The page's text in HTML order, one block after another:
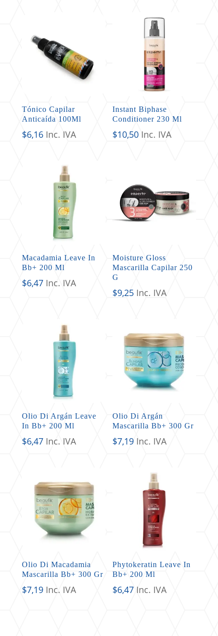
Tónico Capilar
Anticaída 100Ml
$6,16 Inc. IVA
Instant Biphase
Conditioner 230 Ml
$10,50 Inc. IVA
Macadamia Leave In
Bb+ 200 Ml
$6,47 Inc. IVA
Moisture Gloss
Mascarilla Capilar 250
G
$9,25 Inc. IVA
Olio Di Argán Leave
In Bb+ 200 Ml
$6,47 Inc. IVA
Olio Di Argán
Mascarilla Bb+ 300 Gr
$7,19 Inc. IVA
Olio Di Macadamia
Mascarilla Bb+ 300 Gr
$7,19 Inc. IVA
Phytokeratin Leave In
Bb+ 200 Ml
$6,47 Inc. IVA